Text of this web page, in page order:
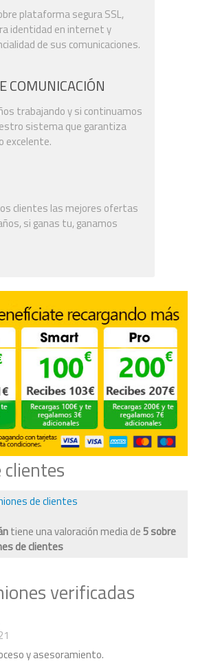
plataforma segura SSL,
identidad en internet y
de sus comunicaciones.
COMUNICACIÓN
trabajando y si continuamos
sistema que garantiza
excelente.
clientes las mejores ofertas
si ganas tu, ganamos
clientes
de clientes
tiene una valoración media de5sobre
de clientes
verificadas
y asesoramiento.